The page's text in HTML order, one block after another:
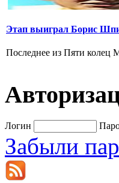
Этап выиграл Борис
Последнее из Пяти колец
Логин
Забыли